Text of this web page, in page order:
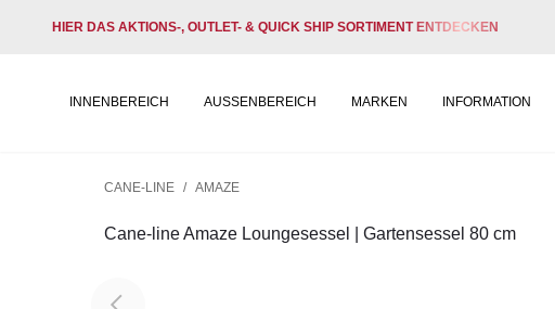
HIER DAS AKTIONS-, OUTLET- & QUICK SHIP SORTIMENT ENTDECKEN
INNENBEREICH AUSSENBEREICH MARKEN INFORMATION
CANE-LINE / AMAZE
Cane-line Amaze Loungesessel | Gartensessel 80 cm